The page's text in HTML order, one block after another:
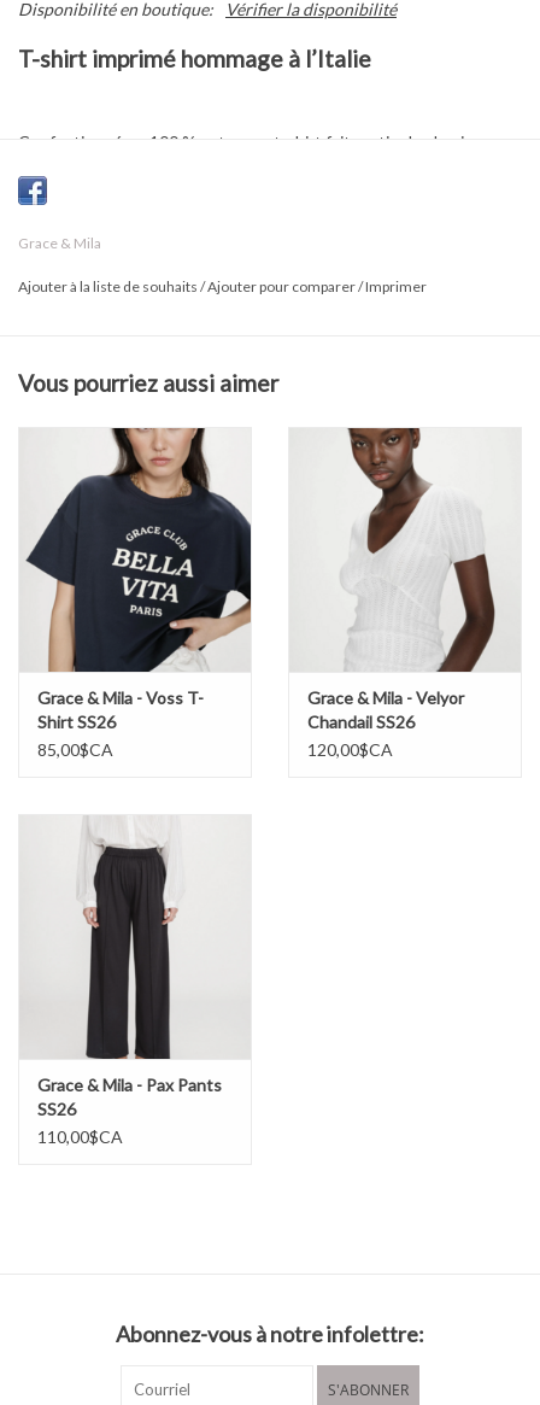
Disponibilité en boutique:
Vérifier la disponibilité
T-shirt imprimé hommage à l’Italie
Confectionné en 100 % coton, ce t-shirt fait partie des basiques
de la garde-robe. Il rend hommage à la culture italienne avec ce
message original
quotidien.
100 % coton
Laver à l’eau froide
Suspendre pour sécher
Grace & Mila
Ajouter à la liste de souhaits /Ajouter pour comparer/Imprimer
Vous pourriez aussi aimer
Grace & Mila - Voss T-
Shirt SS26
85,00$CA
Grace & Mila - Velyor
Chandail SS26
120,00$CA
Grace & Mila - Pax Pants
SS26
110,00$CA
Abonnez-vous à notre infolettre:
S'ABONNER